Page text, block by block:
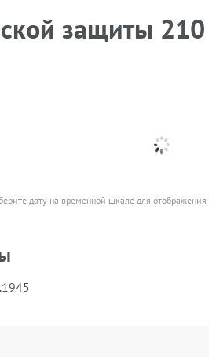
защиты
дату на временной шкале для